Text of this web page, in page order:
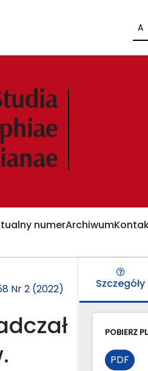
A
numerArchiwum
Nr 2 (2022) Szczegóły
POBIERZ
PDF